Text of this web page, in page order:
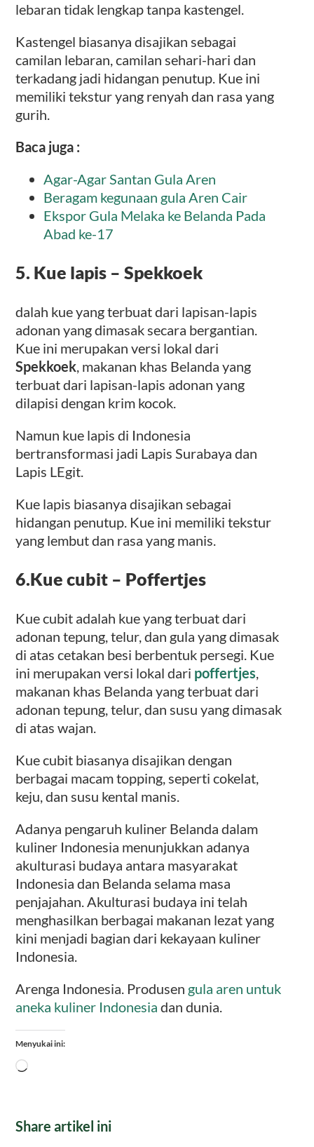
lebaran tidak lengkap tanpa kastengel.
Kastengel biasanya disajikan sebagai
camilan lebaran, camilan sehari-hari dan
terkadang jadi hidangan penutup. Kue ini
memiliki tekstur yang renyah dan rasa yang
gurih.
Baca juga :
Agar-Agar Santan Gula Aren
Beragam kegunaan gula Aren Cair
Ekspor Gula Melaka ke Belanda Pada
Abad ke-17
5. Kue lapis – Spekkoek
dalah kue yang terbuat dari lapisan-lapis
adonan yang dimasak secara bergantian.
Kue ini merupakan versi lokal dari
Spekkoek, makanan khas Belanda yang
terbuat dari lapisan-lapis adonan yang
dilapisi dengan krim kocok.
Namun kue lapis di Indonesia
bertransformasi jadi Lapis Surabaya dan
Lapis LEgit.
Kue lapis biasanya disajikan sebagai
hidangan penutup. Kue ini memiliki tekstur
yang lembut dan rasa yang manis.
6.Kue cubit – Poffertjes
Kue cubit adalah kue yang terbuat dari
adonan tepung, telur, dan gula yang dimasak
di atas cetakan besi berbentuk persegi. Kue
ini merupakan versi lokal dari poffertjes,
makanan khas Belanda yang terbuat dari
adonan tepung, telur, dan susu yang dimasak
di atas wajan.
Kue cubit biasanya disajikan dengan
berbagai macam topping, seperti cokelat,
keju, dan susu kental manis.
Adanya pengaruh kuliner Belanda dalam
kuliner Indonesia menunjukkan adanya
akulturasi budaya antara masyarakat
Indonesia dan Belanda selama masa
penjajahan. Akulturasi budaya ini telah
menghasilkan berbagai makanan lezat yang
kini menjadi bagian dari kekayaan kuliner
Indonesia.
Arenga Indonesia. Produsen gula aren untuk
aneka kuliner Indonesia dan dunia.
Menyukai ini:
Memuat...
Share artikel ini